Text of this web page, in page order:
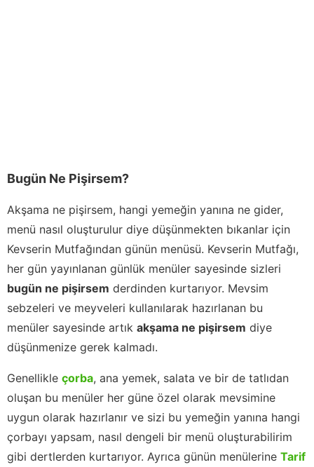
Bugün Ne Pişirsem?
Akşama ne pişirsem, hangi yemeğin yanına ne gider,
menü nasıl oluşturulur diye düşünmekten bıkanlar için
Kevserin Mutfağından günün menüsü. Kevserin Mutfağı,
her gün yayınlanan günlük menüler sayesinde sizleri
bugün ne pişirsem derdinden kurtarıyor. Mevsim
sebzeleri ve meyveleri kullanılarak hazırlanan bu
menüler sayesinde artık akşama ne pişirsem diye
düşünmenize gerek kalmadı.
Genellikle çorba, ana yemek, salata ve bir de tatlıdan
oluşan bu menüler her güne özel olarak mevsimine
uygun olarak hazırlanır ve sizi bu yemeğin yanına hangi
çorbayı yapsam, nasıl dengeli bir menü oluşturabilirim
gibi dertlerden kurtarıyor. Ayrıca günün menülerine Tarif